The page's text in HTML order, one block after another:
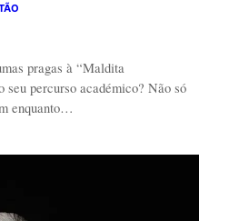
pragas à “Maldita
seu percurso académico? Não só
enquanto…